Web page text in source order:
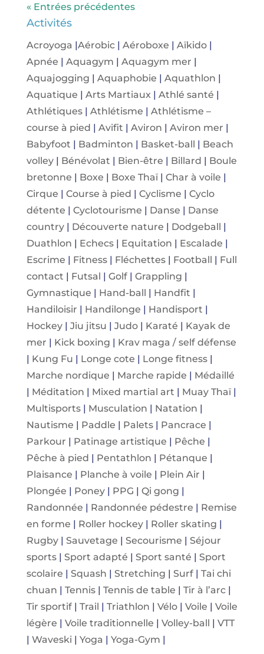
« Entrées précédentes
Activités
Acroyoga |Aérobic| Aéroboxe | Aïkido|
Apnée | Aquagym | Aquagym mer |
Aquajogging | Aquaphobie | Aquathlon |
Aquatique | Arts Martiaux| Athlé santé |
Athlétiques| Athlétisme | Athlétisme –
course à pied | Avifit | Aviron | Aviron mer |
Babyfoot | Badminton | Basket-ball | Beach
volley| Bénévolat | Bien-être | Billard | Boule
bretonne | Boxe | Boxe Thaï| Char à voile |
Cirque | Course à pied | Cyclisme | Cyclo
détente | Cyclotourisme | Danse | Danse
country| Découverte nature | Dodgeball
|
Duathlon | Echecs| Equitation | Escalade |
Escrime | Fitness| Fléchettes| Football | Full
contact | Futsal | Golf| Grappling |
Gymnastique | Hand-ball | Handfit |
Handiloisir | Handilonge | Handisport |
Hockey| Jiu jitsu | Judo| Karaté | Kayak de
mer | Kick boxing | Krav maga / self défense
| Kung Fu | Longe cote | Longe fitness|
Marche nordique | Marche rapide | Médaillé
| Méditation | Mixed martial art | Muay Thaï|
Multisports| Musculation | Natation |
Nautisme | Paddle | Palets| Pancrace |
Parkour | Patinage artistique | Pêche |
Pêche à pied | Pentathlon | Pétanque |
Plaisance | Planche à voile | Plein Air |
Plongée | Poney| PPG | Qi gong |
Randonnée | Randonnée pédestre | Remise
en forme | Roller hockey| Roller skating |
Rugby| Sauvetage | Secourisme | Séjour
sports| Sport adapté | Sport santé | Sport
scolaire | Squash | Stretching | Surf| Tai chi
chuan | Tennis| Tennis de table | Tir à l’arc|
Tir sportif| Trail | Triathlon | Vélo| Voile | Voile
légère | Voile traditionnelle | Volley-ball | VTT
| Waveski | Yoga | Yoga-Gym |